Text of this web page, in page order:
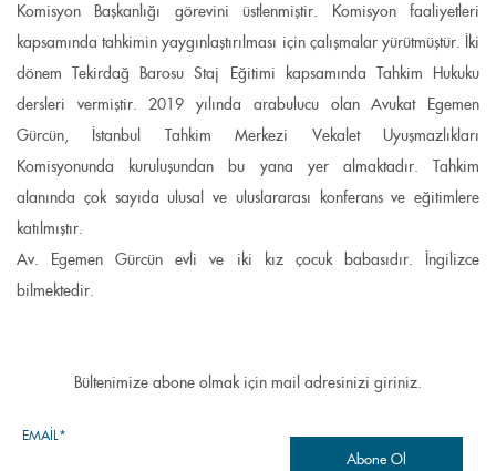
Komisyon Başkanlığı görevini üstlenmiştir. Komisyon faaliyetleri
kapsamında tahkimin yaygınlaştırılması için çalışmalar yürütmüştür. İki
dönem Tekirdağ Barosu Staj Eğitimi kapsamında Tahkim Hukuku
dersleri vermiştir. 2019 yılında arabulucu olan Avukat Egemen
Gürcün, İstanbul Tahkim Merkezi Vekalet Uyuşmazlıkları
Komisyonunda kuruluşundan bu yana yer almaktadır. Tahkim
alanında çok sayıda ulusal ve uluslararası konferans ve eğitimlere
katılmıştır.
Av. Egemen Gürcün evli ve iki kız çocuk babasıdır. İngilizce
bilmektedir.
Bültenimize abone olmak için mail adresinizi giriniz.
EMAIL*